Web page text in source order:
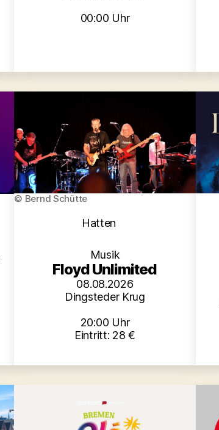
00:00 Uhr
© Bernd Schütte
Kategorien
Hatten
Musik
Floyd Unlimited
08.08.2026
Dingsteder Krug
20:00 Uhr
Eintritt: 28 €